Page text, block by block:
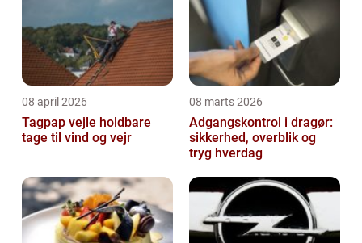
08 april 2026
Tagpap vejle holdbare
tage til vind og vejr
08 marts 2026
Adgangskontrol i dragør:
sikkerhed, overblik og
tryg hverdag